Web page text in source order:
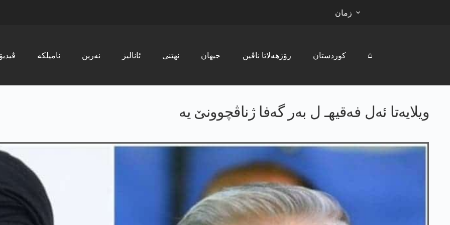
زمان
ڤیدیۆ نامیلکە نەرین ئانالیز نھێنی جیھان رۆژھەلاتا ناڤین کوردستان ⌂
ویلایه‌تا ئه‌ل فه‌قیهـ ل به‌ر گه‌فا ژناڤچوونێ یه‌